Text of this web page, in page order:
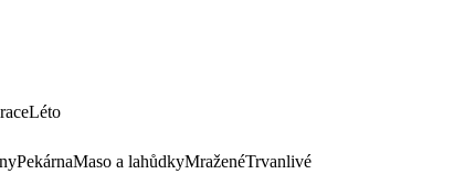
Léto
PekárnaMaso a lahůdkyMraženéTrvanlivé